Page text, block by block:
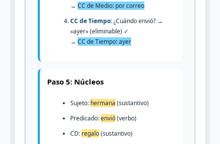
→ CC de Medio: por correo
CC de Tiempo:¿Cuándo envió? →
«ayer» (eliminable) ✓
→ CC de Tiempo: ayer
Paso 5: Núcleos
Sujeto: hermana (sustantivo)
Predicado:envió(verbo)
CD: regalo(sustantivo)